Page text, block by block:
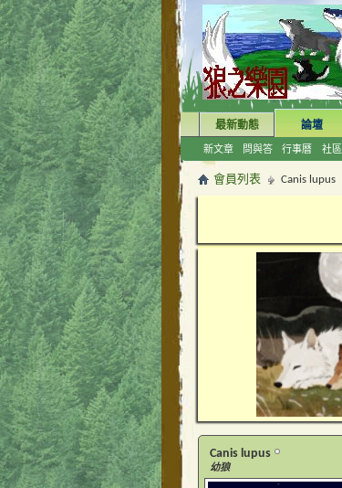
最新動態 論壇
新文章 問與答 行事曆 社區
會員列表 Canis lupus
Canis lupus
幼狼